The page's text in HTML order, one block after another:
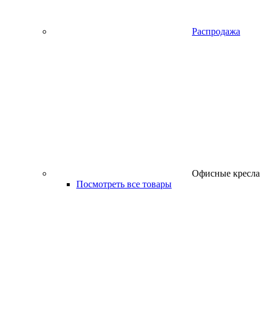
Распродажа
Офисные кресла
Посмотреть все товары